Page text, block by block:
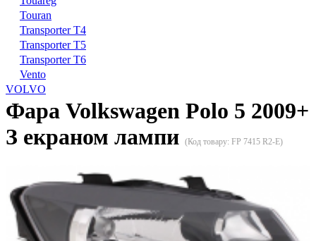
Touran
Transporter T4
Transporter T5
Transporter T6
Vento
VOLVO
Фара Volkswagen Polo 5 2009+
З екраном лампи (Код товару: FP 7415 R2-E)